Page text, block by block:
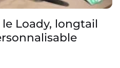
Loady, longtail